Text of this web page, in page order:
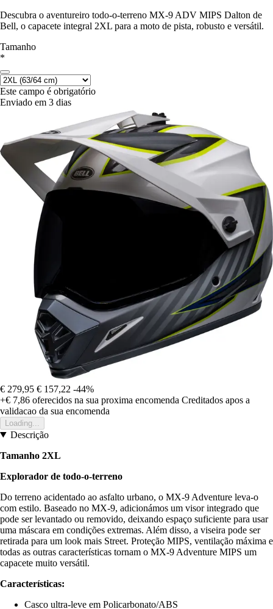
Descubra o aventureiro todo-o-terreno MX-9 ADV MIPS Dalton de
Bell, o capacete integral 2XL para a moto de pista, robusto e versátil.
Tamanho
*
Este campo é obrigatório
Enviado em 3 dias
€ 279,95 € 157,22 -44%
+€ 7,86 oferecidos na sua proxima encomenda Creditados apos a
validacao da sua encomenda
Loading...
Descrição
Tamanho 2XL
Explorador de todo-o-terreno
Do terreno acidentado ao asfalto urbano, o MX-9 Adventure leva-o
com estilo. Baseado no MX-9, adicionámos um visor integrado que
pode ser levantado ou removido, deixando espaço suficiente para usar
uma máscara em condições extremas. Além disso, a viseira pode ser
retirada para um look mais Street. Proteção MIPS, ventilação máxima e
todas as outras características tornam o MX-9 Adventure MIPS um
capacete muito versátil.
Características:
Casco ultra-leve em Policarbonato/ABS